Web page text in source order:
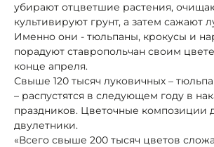
убирают отцветшие растения,
культивируют грунт, а затем сажают
Именно они - тюльпаны, крокусы и
порадуют ставропольчан своим
конце апреля.
Свыше 120 тысяч луковичных –
– распустятся в следующем году в
праздников. Цветочные композиции
двулетники.
«Всего свыше 200 тысяч цветов